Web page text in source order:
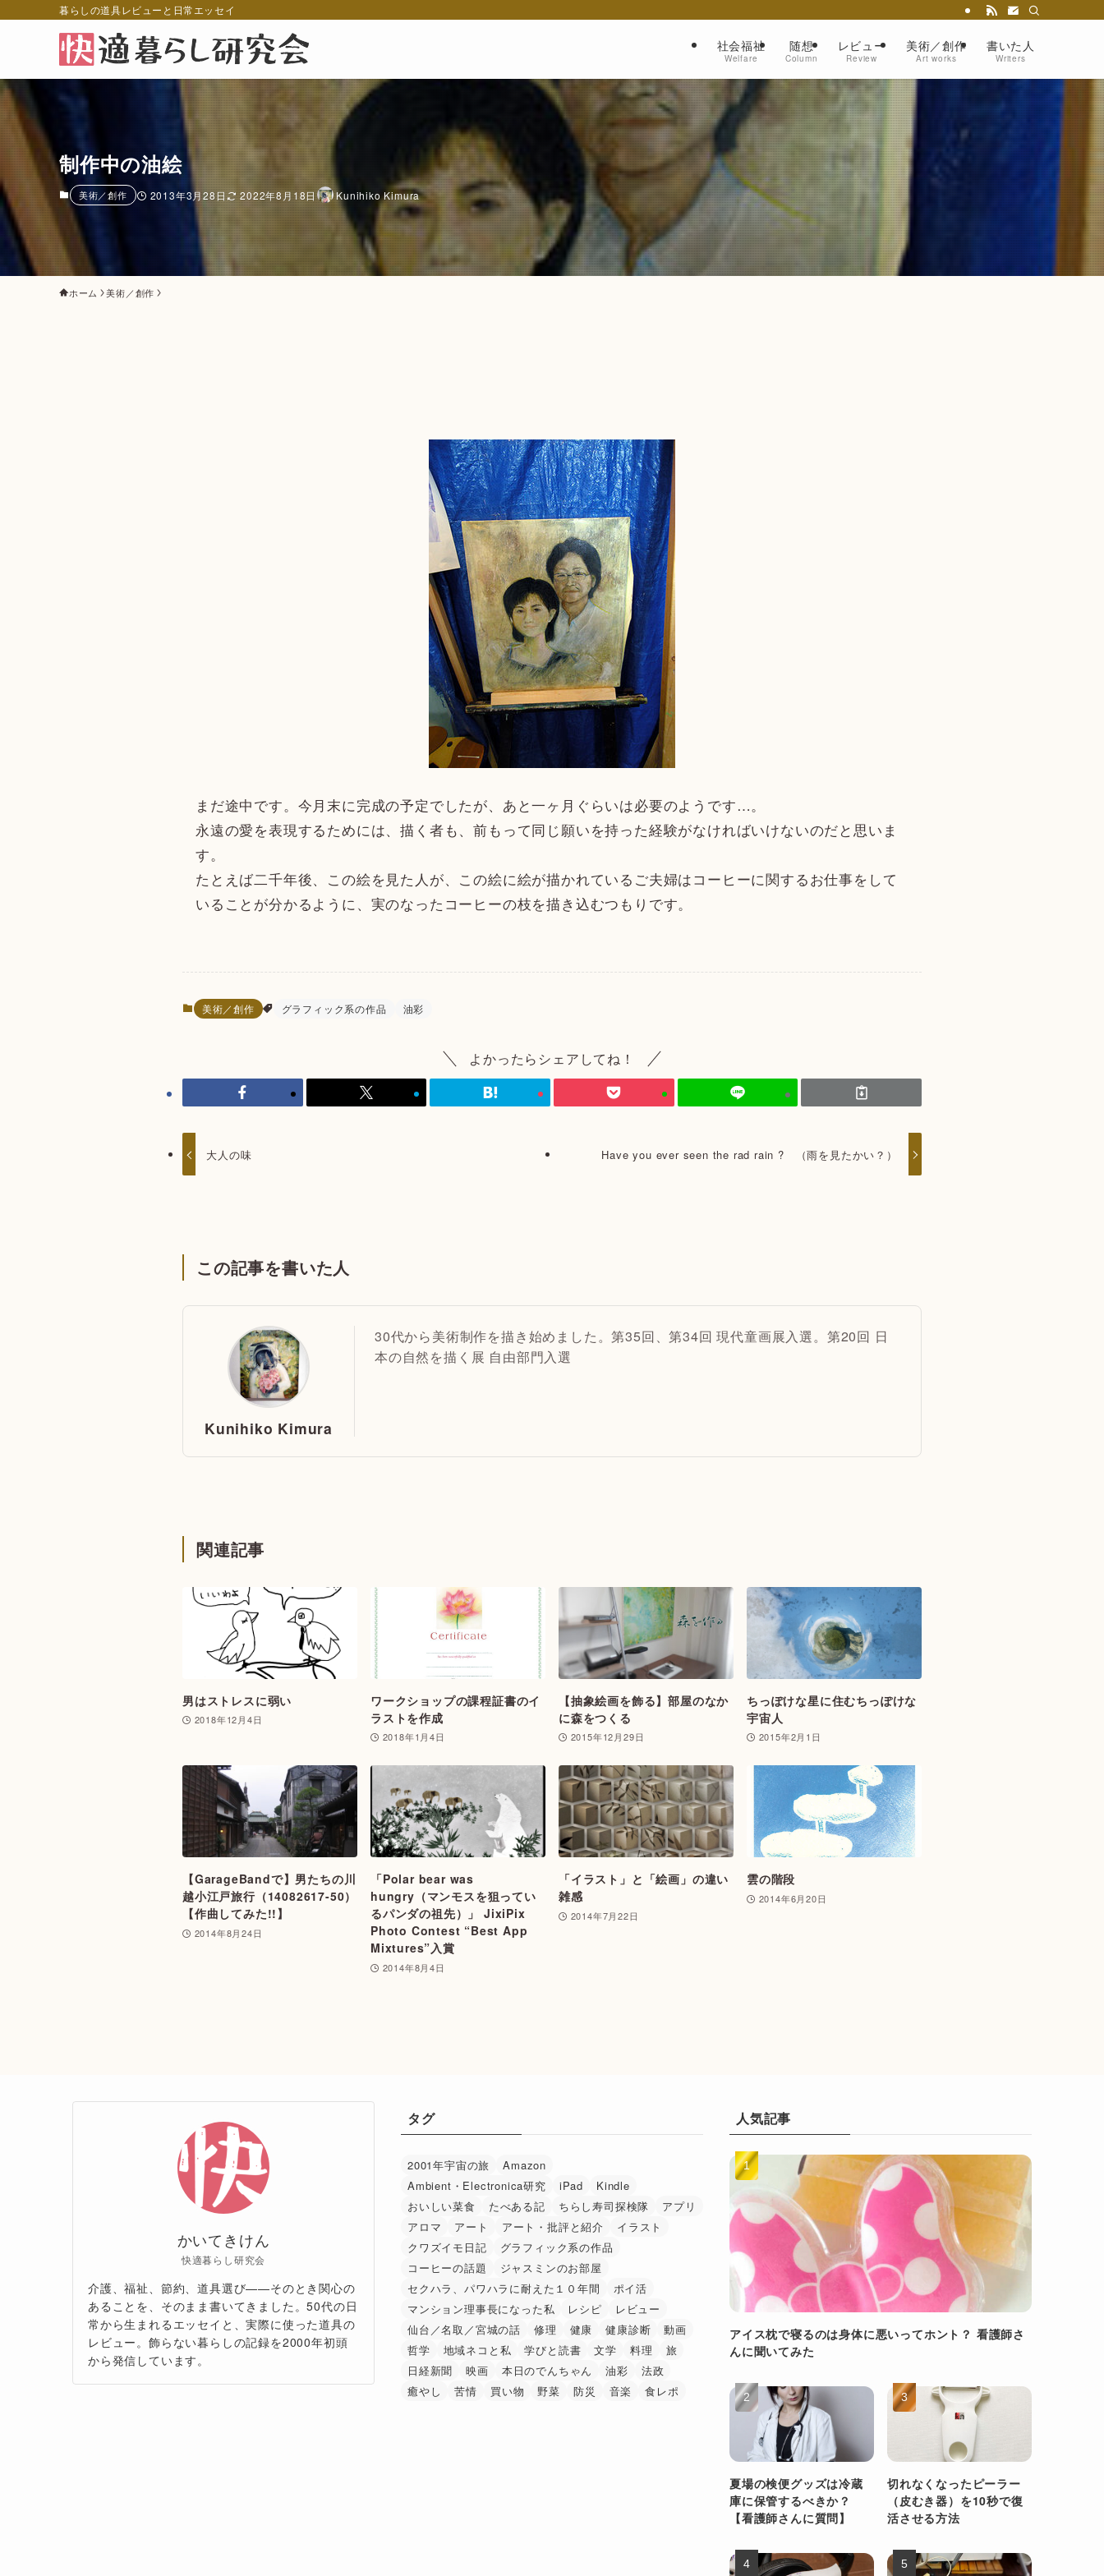
暮らしの道具レビューと日常エッセイ
社会福祉
Welfare
随想
Column
レビュー
Review
美術／創作
Art works
書いた人
Writers
制作中の油絵
美術／創作 2013年3月28日 2022年8月18日 Kunihiko Kimura
ホーム 美術／創作
まだ途中です。今月末に完成の予定でしたが、あと一ヶ月ぐらいは必要のようです…。
永遠の愛を表現するためには、描く者も、前もって同じ願いを持った経験がなければいけないのだと思いま
す。
たとえば二千年後、この絵を見た人が、この絵に絵が描かれているご夫婦はコーヒーに関するお仕事をして
いることが分かるように、実のなったコーヒーの枝を描き込むつもりです。
美術／創作 グラフィック系の作品 油彩
よかったらシェアしてね！
大人の味 Have you ever seen the rad rain ? （雨を見たかい？）
この記事を書いた人
Kunihiko Kimura
30代から美術制作を描き始めました。第35回、第34回 現代童画展入選。第20回 日
本の自然を描く展 自由部門入選
関連記事
男はストレスに弱い
2018年12月4日
ワークショップの課程証書のイ
ラストを作成
2018年1月4日
【抽象絵画を飾る】部屋のなか
に森をつくる
2015年12月29日
ちっぽけな星に住むちっぽけな
宇宙人
2015年2月1日
【GarageBandで】男たちの川
越小江戸旅行（14082617-50）
【作曲してみた!!】
2014年8月24日
「Polar bear was
hungry（マンモスを狙ってい
るパンダの祖先）」 JixiPix
Photo Contest “Best App
Mixtures”入賞
2014年8月4日
「イラスト」と「絵画」の違い
雑感
2014年7月22日
雲の階段
2014年6月20日
かいてきけん
快適暮らし研究会
介護、福祉、節約、道具選び——そのとき関心の
あることを、そのまま書いてきました。50代の日
常から生まれるエッセイと、実際に使った道具の
レビュー。飾らない暮らしの記録を2000年初頭
から発信しています。
タグ
2001年宇宙の旅
Amazon
Ambient・Electronica研究
iPad
Kindle
おいしい菜食
たべある記 ちらし寿司探検隊
アプリ
アロマ
アート アート・批評と紹介
イラスト
クワズイモ日記
グラフィック系の作品
コーヒーの話題
ジャスミンのお部屋
セクハラ、パワハラに耐えた１０年間
ポイ活
マンション理事長になった私
レシピ
レビュー
仙台／名取／宮城の話
修理 健康 健康診断
動画
哲学
地域ネコと私 学びと読書 文学 料理
旅
日経新聞
映画 本日のでんちゃん 油彩
法政
癒やし
苦情 買い物 野菜 防災 音楽 食レポ
人気記事
アイス枕で寝るのは身体に悪いってホント？ 看護師さ
んに聞いてみた
夏場の検便グッズは冷蔵
庫に保管するべきか？
【看護師さんに質問】
切れなくなったピーラー
（皮むき器）を10秒で復
活させる方法